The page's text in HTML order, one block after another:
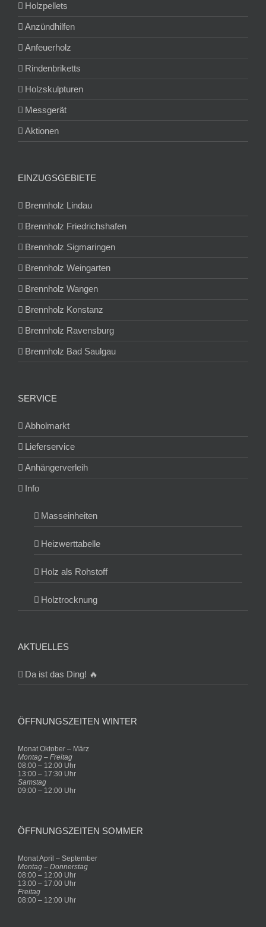
Holzpellets
Anzündhilfen
Anfeuerholz
Rindenbriketts
Holzskulpturen
Messgerät
Aktionen
EINZUGSGEBIETE
Brennholz Lindau
Brennholz Friedrichshafen
Brennholz Sigmaringen
Brennholz Weingarten
Brennholz Wangen
Brennholz Konstanz
Brennholz Ravensburg
Brennholz Bad Saulgau
SERVICE
Abholmarkt
Lieferservice
Anhängerverleih
Info
Masseinheiten
Heizwerttabelle
Holz als Rohstoff
Holztrocknung
AKTUELLES
Da ist das Ding! 🔥
ÖFFNUNGSZEITEN WINTER
Monat Oktober – März
Montag – Freitag
08:00 – 12:00 Uhr
13:00 – 17:30 Uhr
Samstag
09:00 – 12:00 Uhr
ÖFFNUNGSZEITEN SOMMER
Monat April – September
Montag – Donnerstag
08:00 – 12:00 Uhr
13:00 – 17:00 Uhr
Freitag
08:00 – 12:00 Uhr